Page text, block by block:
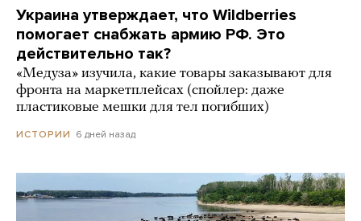
Украина утверждает, что Wildberries
помогает снабжать армию РФ. Это
действительно так?
«Медуза» изучила, какие товары заказывают для
фронта на маркетплейсах (спойлер: даже
пластиковые мешки для тел погибших)
ИСТОРИИ 6 дней назад